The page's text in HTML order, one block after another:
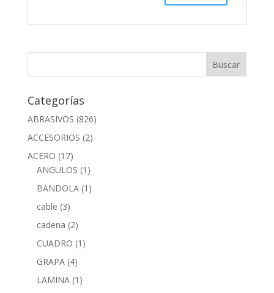
Categorías
ABRASIVOS (826)
ACCESORIOS (2)
ACERO (17)
ANGULOS (1)
BANDOLA (1)
cable (3)
cadena (2)
CUADRO (1)
GRAPA (4)
LAMINA (1)